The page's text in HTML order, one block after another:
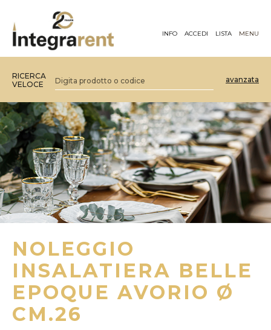
INFO ACCEDI LISTA MENU
RICERCA
VELOCE
avanzata
NOLEGGIO
INSALATIERA BELLE
EPOQUE AVORIO Ø
CM.26